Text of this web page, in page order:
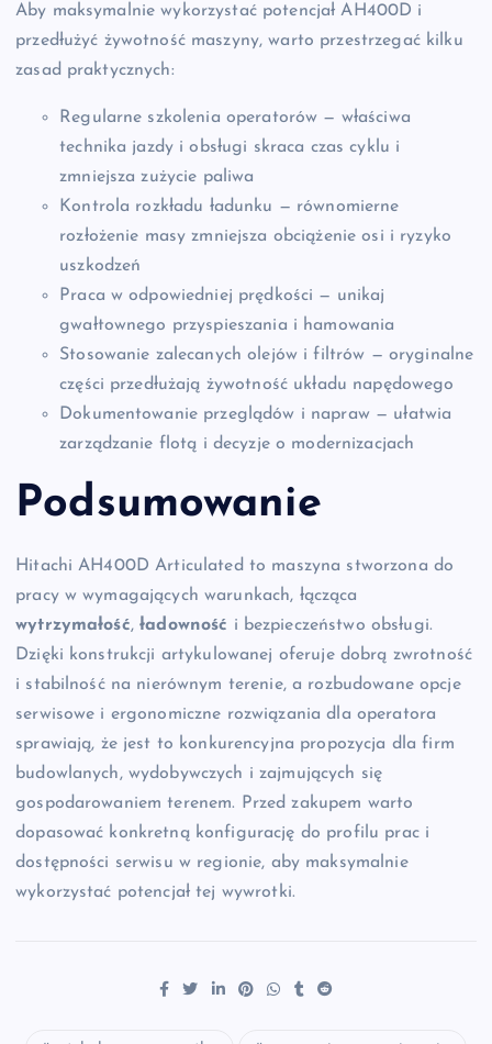
Aby maksymalnie wykorzystać potencjał AH400D i
przedłużyć żywotność maszyny, warto przestrzegać kilku
zasad praktycznych:
Regularne szkolenia operatorów — właściwa
technika jazdy i obsługi skraca czas cyklu i
zmniejsza zużycie paliwa
Kontrola rozkładu ładunku — równomierne
rozłożenie masy zmniejsza obciążenie osi i ryzyko
uszkodzeń
Praca w odpowiedniej prędkości — unikaj
gwałtownego przyspieszania i hamowania
Stosowanie zalecanych olejów i filtrów — oryginalne
części przedłużają żywotność układu napędowego
Dokumentowanie przeglądów i napraw — ułatwia
zarządzanie flotą i decyzje o modernizacjach
Podsumowanie
Hitachi AH400D Articulated to maszyna stworzona do
pracy w wymagających warunkach, łącząca
wytrzymałość,ładowność i bezpieczeństwo obsługi.
Dzięki konstrukcji artykulowanej oferuje dobrą zwrotność
i stabilność na nierównym terenie, a rozbudowane opcje
serwisowe i ergonomiczne rozwiązania dla operatora
sprawiają, że jest to konkurencyjna propozycja dla firm
budowlanych, wydobywczych i zajmujących się
gospodarowaniem terenem. Przed zakupem warto
dopasować konkretną konfigurację do profilu prac i
dostępności serwisu w regionie, aby maksymalnie
wykorzystać potencjał tej wywrotki.